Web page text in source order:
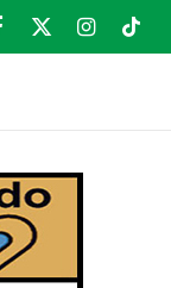
X
Instagram